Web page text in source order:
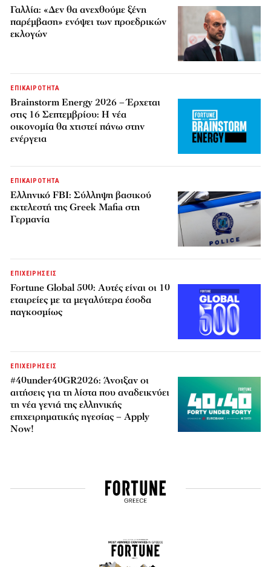
Γαλλία: «Δεν θα ανεχθούμε ξένη
παρέμβαση» ενόψει των προεδρικών
εκλογών
ΕΠΙΚΑΙΡΟΤΗΤΑ
Brainstorm Energy 2026 – Έρχεται
στις 16 Σεπτεμβρίου: Η νέα
οικονομία θα χτιστεί πάνω στην
ενέργεια
ΕΠΙΚΑΙΡΟΤΗΤΑ
Ελληνικό FBI: Σύλληψη βασικού
εκτελεστή της Greek Mafia στη
Γερμανία
ΕΠΙΧΕΙΡΗΣΕΙΣ
Fortune Global 500: Αυτές είναι οι 10
εταιρείες με τα μεγαλύτερα έσοδα
παγκοσμίως
ΕΠΙΧΕΙΡΗΣΕΙΣ
#40under40GR2026: Άνοιξαν οι
αιτήσεις για τη λίστα που αναδεικνύει
τη νέα γενιά της ελληνικής
επιχειρηματικής ηγεσίας – Apply
Now!